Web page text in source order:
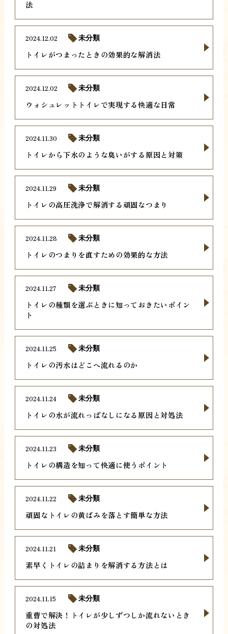
法
トイレがつまったときの効果的な解消法
2024.12.02 未分類
ウォシュレットトイレで実現する快適な日常
2024.12.02 未分類
トイレから下水のような臭いがする原因と対策
2024.11.30 未分類
トイレの高圧洗浄で解消する頑固なつまり
2024.11.29 未分類
トイレのつまりを直すための効果的な方法
2024.11.28 未分類
トイレの種類を選ぶときに知っておきたいポイン
ト
2024.11.27 未分類
トイレの汚水はどこへ流れるのか
2024.11.25 未分類
トイレの水が流れっぱなしになる原因と対処法
2024.11.24 未分類
トイレの構造を知って快適に使うポイント
2024.11.23 未分類
頑固なトイレの黄ばみを落とす簡単な方法
2024.11.22 未分類
素早くトイレの詰まりを解消する方法とは
2024.11.21 未分類
重曹で解決！トイレが少しずつしか流れないとき
の対処法
2024.11.15 未分類